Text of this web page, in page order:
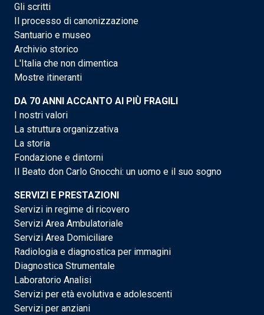
Gli scritti
Il processo di canonizzazione
Santuario e museo
Archivio storico
L'Italia che non dimentica
Mostre itineranti
DA 70 ANNI ACCANTO AI PIÙ FRAGILI
I nostri valori
La struttura organizzativa
La storia
Fondazione e dintorni
Il Beato don Carlo Gnocchi: un uomo e il suo sogno
SERVIZI E PRESTAZIONI
Servizi in regime di ricovero
Servizi Area Ambulatoriale
Servizi Area Domiciliare
Radiologia e diagnostica per immagini
Diagnostica Strumentale
Laboratorio Analisi
Servizi per età evolutiva e adolescenti
Servizi per anziani